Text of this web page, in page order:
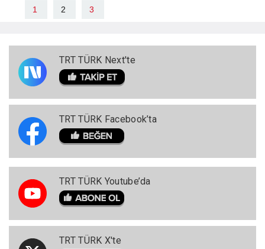
1 2 3
TRT TÜRK Next'te
TRT TÜRK Facebook’ta
TRT TÜRK Youtube’da
TRT TÜRK X'te